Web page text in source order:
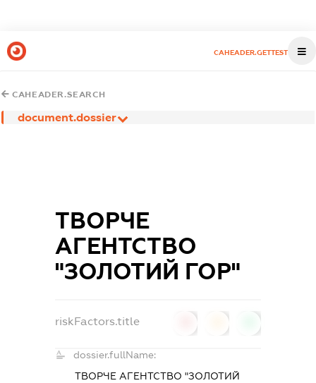
CAHEADER.GETTEST
CAHEADER.SEARCH
document.dossier
ТВОРЧЕ
АГЕНТСТВО
"ЗОЛОТИЙ ГОР"
riskFactors.title
dossier.fullName:
ТВОРЧЕ АГЕНТСТВО "ЗОЛОТИЙ